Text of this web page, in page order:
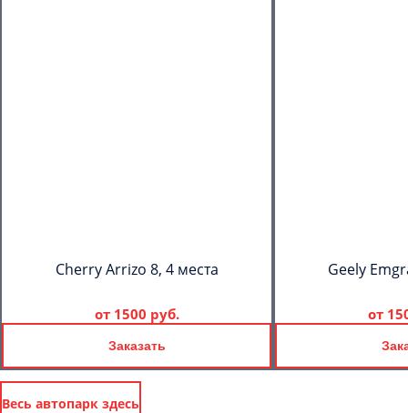
Cherry Arrizo 8, 4 места
от 1500 руб.
Заказать
Geely
от
Весь автопарк здесь